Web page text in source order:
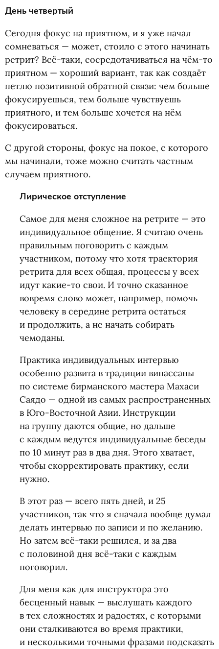
День четвертый
Сегодня фокус на приятном, и я уже начал
сомневаться — может, стоило с этого начинать
ретрит? Всё-таки, сосредотачиваться на чём-то
приятном — хороший вариант, так как создаёт
петлю позитивной обратной связи: чем больше
фокусируешься, тем больше чувствуешь
приятного, и тем больше хочется на нём
фокусироваться.
С другой стороны, фокус на покое, с которого
мы начинали, тоже можно считать частным
случаем приятного.
Лирическое отступление
Самое для меня сложное на ретрите — это
индивидуальное общение. Я считаю очень
правильным поговорить с каждым
участником, потому что хотя траектория
ретрита для всех общая, процессы у всех
идут какие-то свои. И точно сказанное
вовремя слово может, например, помочь
человеку в середине ретрита остаться
и продолжить, а не начать собирать
чемоданы.
Практика индивидуальных интервью
особенно развита в традиции випассаны
по системе бирманского мастера Махаси
Саядо — одной из самых распространенных
в Юго-Восточной Азии. Инструкции
на группу даются общие, но дальше
с каждым ведутся индивидуальные беседы
по 10 минут раз в два дня. Этого хватает,
чтобы скорректировать практику, если
нужно.
В этот раз — всего пять дней, и 25
участников, так что я сначала вообще думал
делать интервью по записи и по желанию.
Но затем всё-таки решился, и за два
с половиной дня всё-таки с каждым
поговорил.
Для меня как для инструктора это
бесценный навык — выслушать каждого
в тех сложностях и радостях, с которыми
они сталкиваются во время практики,
и несколькими точными фразами подсказать